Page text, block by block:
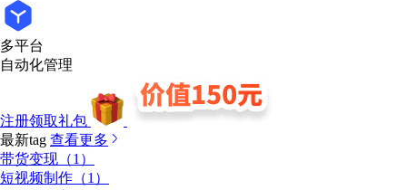
多平台
自动化管理
注册领取礼包
最新tag 查看更多
带货变现（1）
短视频制作（1）